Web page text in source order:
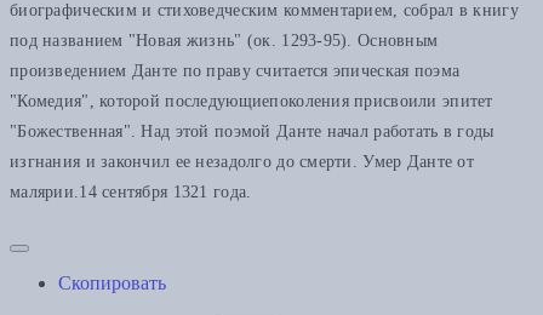
биографическим и стиховедческим комментарием, собрал в книгу
под названием "Новая жизнь" (ок. 1293-95). Основным
произведением Данте по праву считается эпическая поэма
"Комедия", которой последующиепоколения присвоили эпитет
"Божественная". Над этой поэмой Данте начал работать в годы
изгнания и закончил ее незадолго до смерти. Умер Данте от
малярии.14 сентября 1321 года.
Скопировать